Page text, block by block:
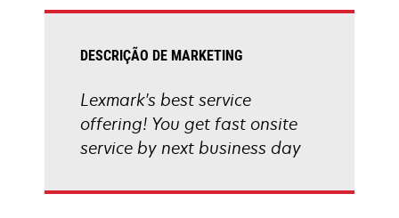
DESCRIÇÃO DE MARKETING
Lexmark's best service
offering! You get fast onsite
service by next business day